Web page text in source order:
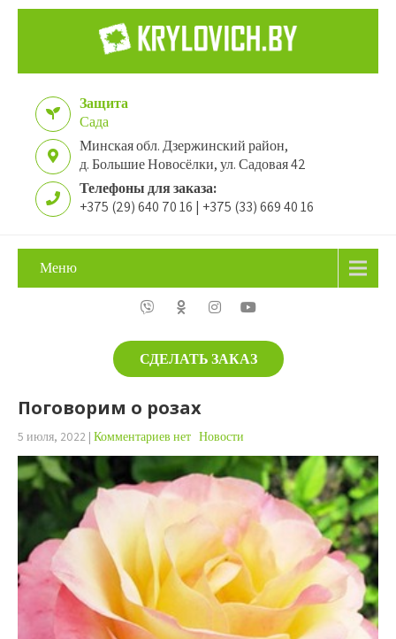
Защита
Сада
Минская обл. Дзержинский район,
д. Большие Новосёлки, ул. Садовая 42
Телефоны для заказа:
+375 (29) 640 70 16 | +375 (33) 669 40 16
Меню
СДЕЛАТЬ ЗАКАЗ
Поговорим о розах
5 июля, 2022 | Комментариев нет Новости